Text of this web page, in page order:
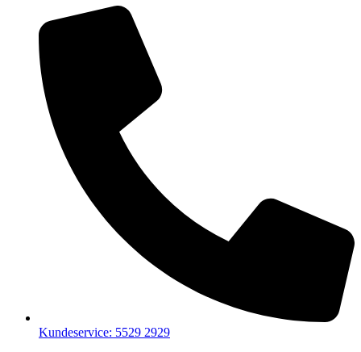
Kundeservice: 5529 2929